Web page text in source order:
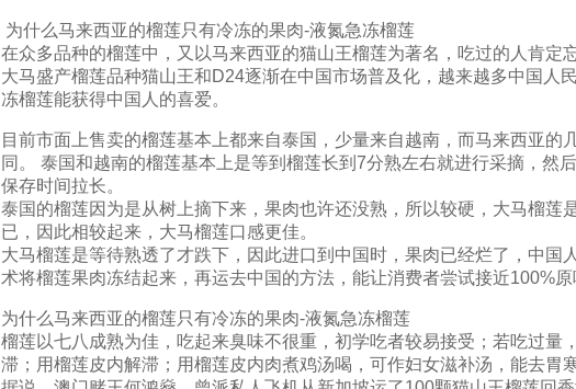
为什么马来西亚的榴莲只有冷冻的果肉-液氮急冻榴莲
在众多品种的榴莲中，又以马来西亚的猫山王榴莲为著名，吃过的人肯定
大马盛产榴莲品种猫山王和D24逐渐在中国市场普及化，越来越多中国人
冻榴莲能获得中国人的喜爱。
目前市面上售卖的榴莲基本上都来自泰国，少量来自越南，而马来西亚
同。 泰国和越南的榴莲基本上是等到榴莲长到7分熟左右就进行采摘，然
保存时间拉长。
泰国的榴莲因为是从树上摘下来，果肉也许还没熟，所以较硬，大马榴莲
已，因此相较起来，大马榴莲口感更佳。
大马榴莲是等待熟透了才跌下，因此进口到中国时，果肉已经烂了，中
术将榴莲果肉冻结起来，再运去中国的方法，能让消费者尝试接近100%原
为什么马来西亚的榴莲只有冷冻的果肉-液氮急冻榴莲
榴莲以七八成熟为佳，吃起来臭味不很重，初学吃者较易接受；若吃过量
滞；用榴莲皮内解滞；用榴莲皮内肉煮鸡汤喝，可作妇女滋补汤，能去胃寒